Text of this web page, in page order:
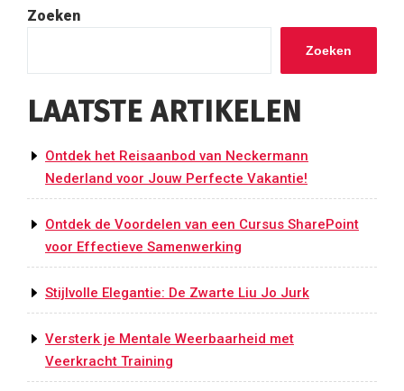
Zoeken
Zoeken
LAATSTE ARTIKELEN
Ontdek het Reisaanbod van Neckermann
Nederland voor Jouw Perfecte Vakantie!
Ontdek de Voordelen van een Cursus SharePoint
voor Effectieve Samenwerking
Stijlvolle Elegantie: De Zwarte Liu Jo Jurk
Versterk je Mentale Weerbaarheid met
Veerkracht Training